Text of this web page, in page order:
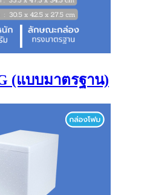
(แบบมาตรฐาน)